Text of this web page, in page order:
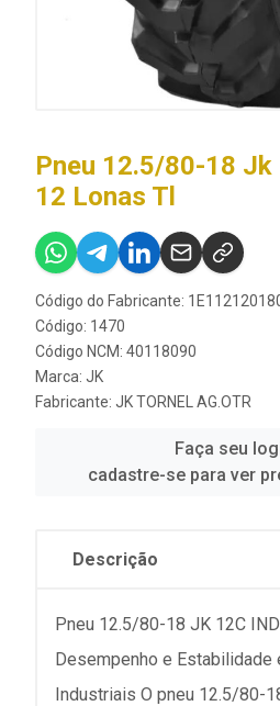
Pneu 12.5/80-18
12 Lonas Tl
Código do Fabricante:
Código: 1470
Código NCM: 40118090
Marca: JK
Fabricante: JK TORNEL AG.OTR
Faça seu
cadastre-se para ver
Descrição
Pneu 12.5/80-18 JK 12C
Desempenho e Estabilidade
Industriais O pneu 12.5/80-